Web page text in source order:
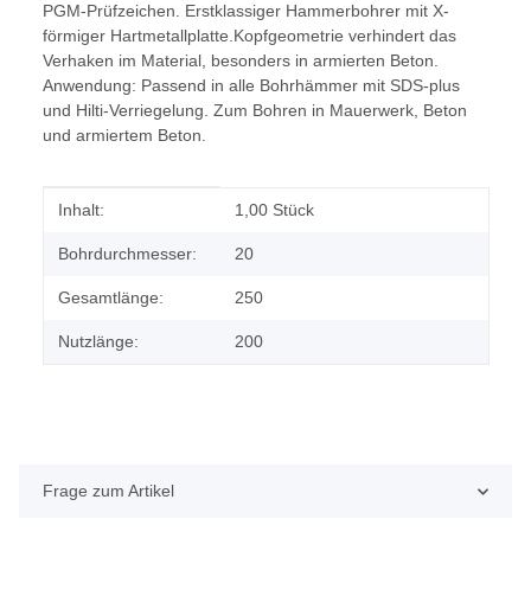
PGM-Prüfzeichen. Erstklassiger Hammerbohrer mit X-
förmiger Hartmetallplatte.Kopfgeometrie verhindert das
Verhaken im Material, besonders in armierten Beton.
Anwendung: Passend in alle Bohrhämmer mit SDS-plus
und Hilti-Verriegelung. Zum Bohren in Mauerwerk, Beton
und armiertem Beton.
Produkteigenschaft
Wert
Inhalt: 1,00 Stück
Bohrdurchmesser: 20
Gesamtlänge: 250
Nutzlänge: 200
Frage zum Artikel